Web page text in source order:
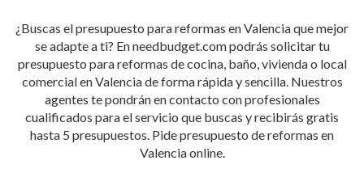
¿Buscas el presupuesto para reformas en Valencia que mejor
se adapte a ti? En needbudget.com podrás solicitar tu
presupuesto para reformas de cocina, baño, vivienda o local
comercial en Valencia de forma rápida y sencilla. Nuestros
agentes te pondrán en contacto con profesionales
cualificados para el servicio que buscas y recibirás gratis
hasta 5 presupuestos. Pide presupuesto de reformas en
Valencia online.